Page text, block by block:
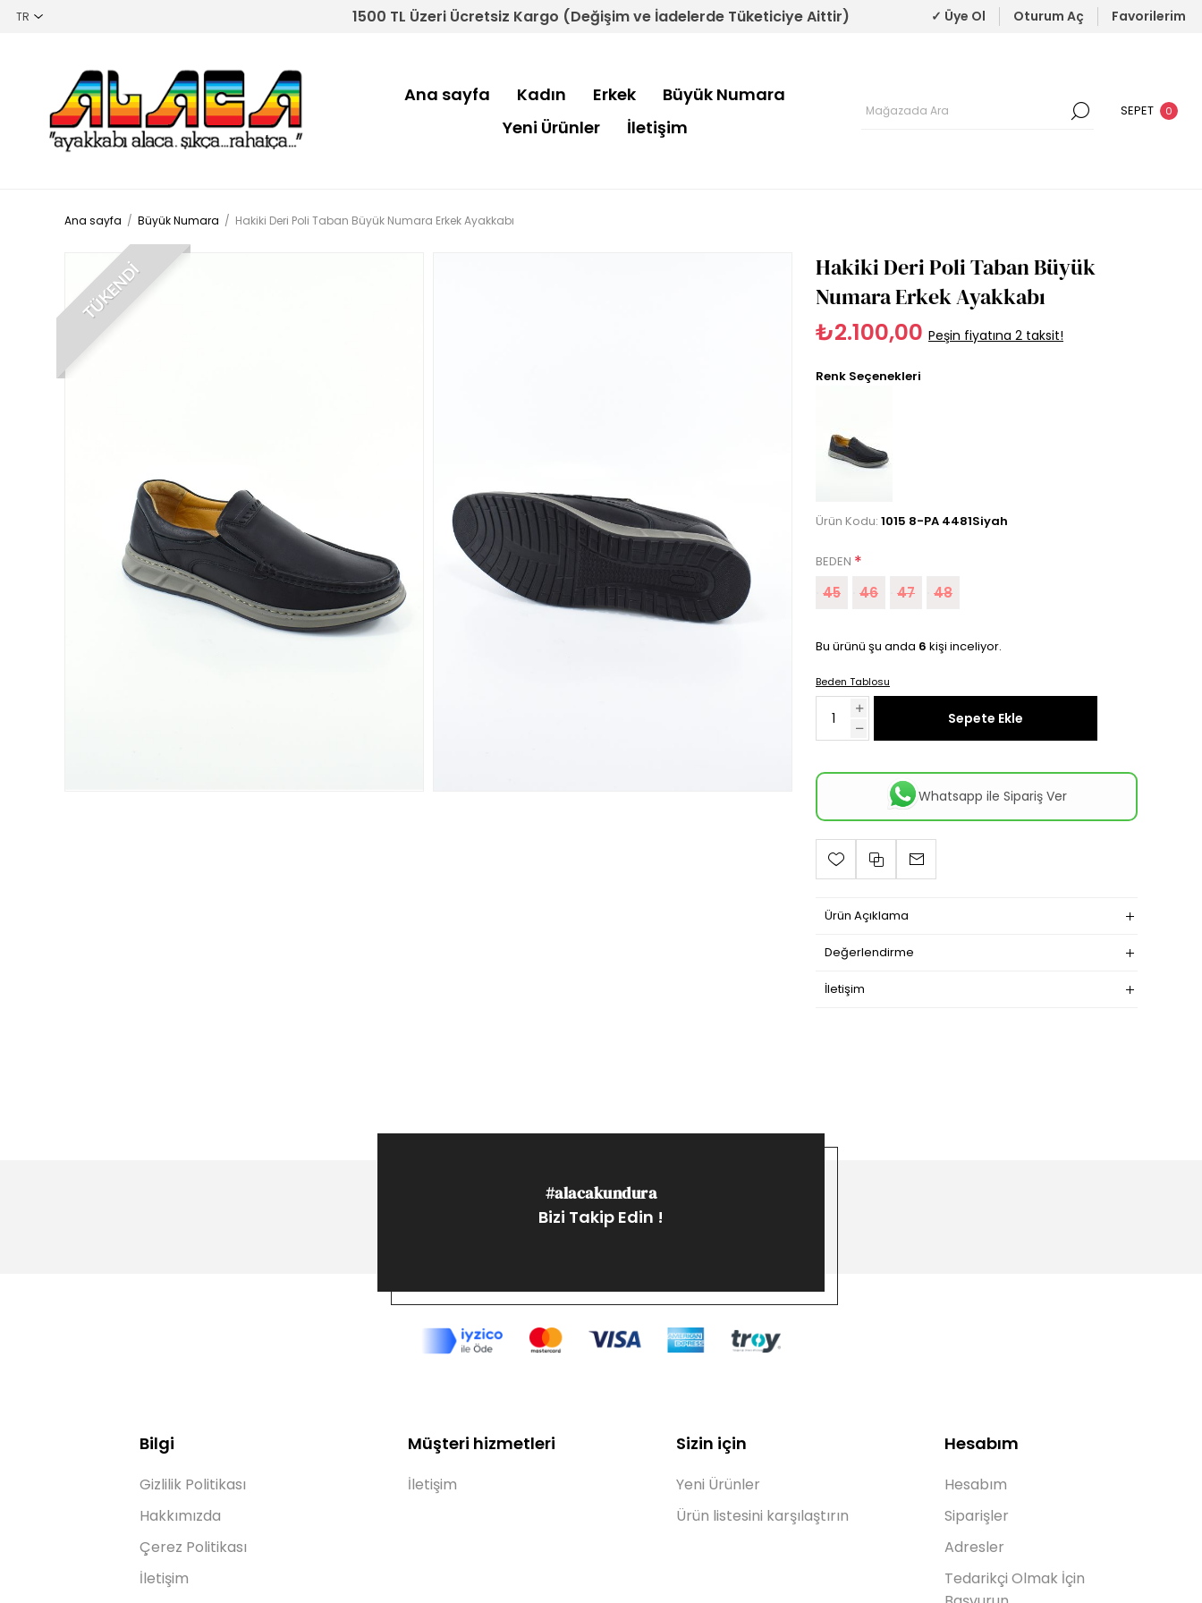
1500 TL Üzeri Ücretsiz Kargo (Değişim ve İadelerde Tüketiciye Aittir) ✓ Üye Ol Oturum Aç Favorilerim
Ana sayfa Kadın Erkek
Büyük Numara
Yeni Ürünler
İletişim
SEPET 0
Ana sayfa / Büyük Numara / Hakiki Deri Poli Taban Büyük Numara Erkek Ayakkabı
TÜKENDİ
Hakiki Deri Poli Taban Büyük
Numara Erkek Ayakkabı
₺2.100,00 Peşin fiyatına 2 taksit!
Renk Seçenekleri
Ürün Kodu: 1015 8-PA 4481Siyah
BEDEN *
45 46 47 48
Bu ürünü şu anda 6 kişi inceliyor.
Beden Tablosu
Sepete Ekle
Whatsapp ile Sipariş Ver
Ürün Açıklama
Değerlendirme
İletişim
#alacakundura
Bizi Takip Edin !
Bilgi
Gizlilik Politikası
Hakkımızda
Çerez Politikası
İletişim
Müşteri hizmetleri
İletişim
Sizin için
Yeni Ürünler
Ürün listesini karşılaştırın
Hesabım
Hesabım
Siparişler
Adresler
Tedarikçi Olmak İçin